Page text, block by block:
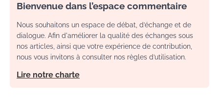
Bienvenue dans l’espace commentaire
Nous souhaitons un espace de débat, d’échange et de
dialogue. Afin d'améliorer la qualité des échanges sous
nos articles, ainsi que votre expérience de contribution,
nous vous invitons à consulter nos règles d’utilisation.
Lire notre charte